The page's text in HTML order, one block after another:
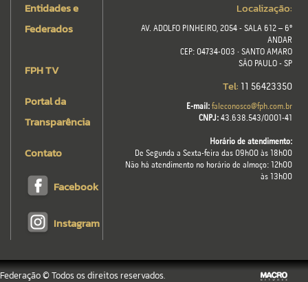
Entidades e
Federados
FPH TV
Portal da
Transparência
Contato
Facebook
Instagram
Localização:
AV. ADOLFO PINHEIRO, 2054 - SALA 612 – 6º
ANDAR
CEP: 04734-003 · SANTO AMARO
SÃO PAULO - SP
Tel: 11 56423350
E-mail: faleconosco@fph.com.br
CNPJ: 43.638.543/0001-41
Horário de atendimento:
De Segunda a Sexta-feira das 09h00 às 18h00
Não há atendimento no horário de almoço: 12h00
às 13h00
Federação © Todos os direitos reservados.